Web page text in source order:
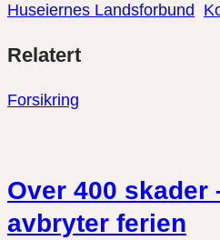
Huseiernes Landsforbund
link
på
på
Relatert
Forsikring
Over 400 skader
avbryter ferien